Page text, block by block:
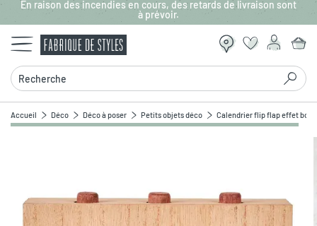
Aller au contenu principal
En raison des incendies en cours, des retards de livraison sont
à prévoir.
Recherche
Accueil Déco Déco à poser Petits objets déco Calendrier flip flap effet bois